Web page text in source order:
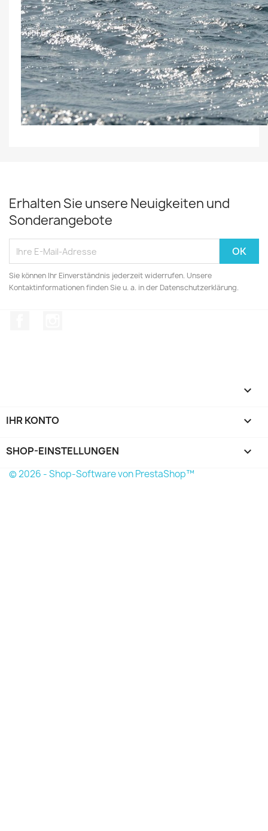
Erhalten Sie unsere Neuigkeiten und
Sonderangebote
Sie können Ihr Einverständnis jederzeit widerrufen. Unsere
Kontaktinformationen finden Sie u. a. in der Datenschutzerklärung.

IHR KONTO 
SHOP-EINSTELLUNGEN keyboard_arrow_down
© 2026 - Shop-Software von PrestaShop™